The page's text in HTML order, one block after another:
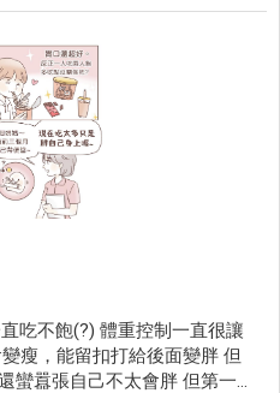
吃不飽(?) 體重控制一直很讓
瘦，能留扣打給後面變胖 但
囂張自己不太會胖 但第一次